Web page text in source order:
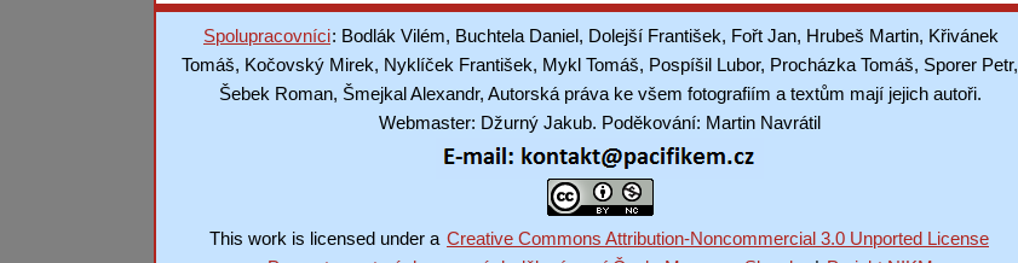
Spolupracovníci: Bodlák Vilém, Buchtela Daniel, Dolejší František, Fořt Jan, Hrubeš Martin, Křivánek
Tomáš, Kočovský Mirek, Nyklíček František, Mykl Tomáš, Pospíšil Lubor, Procházka Tomáš, Sporer Petr,
Šebek Roman, Šmejkal Alexandr, Autorská práva ke všem fotografiím a textům mají jejich autoři.
Webmaster: Džurný Jakub. Poděkování: Martin Navrátil
This work is licensed under a Creative Commons Attribution-Noncommercial 3.0 Unported License